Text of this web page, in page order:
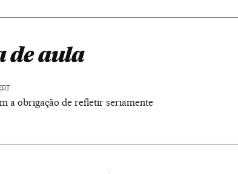
de aula
a obrigação de refletir seriamente